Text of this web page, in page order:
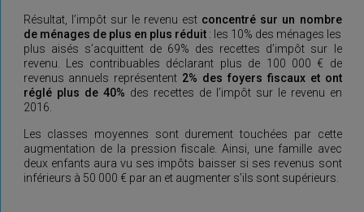
Résultat, l’impôt sur le revenu est concentré sur un nombre
de ménages de plus en plus réduit : les 10% des ménages les
plus aisés s’acquittent de 69% des recettes d’impôt sur le
revenu. Les contribuables déclarant plus de 100 000 € de
revenus annuels représentent 2% des foyers fiscaux et ont
réglé plus de 40% des recettes de l’impôt sur le revenu en
2016.
Les classes moyennes sont durement touchées par cette
augmentation de la pression fiscale. Ainsi, une famille avec
deux enfants aura vu ses impôts baisser si ses revenus sont
inférieurs à 50 000 € par an et augmenter s’ils sont supérieurs.